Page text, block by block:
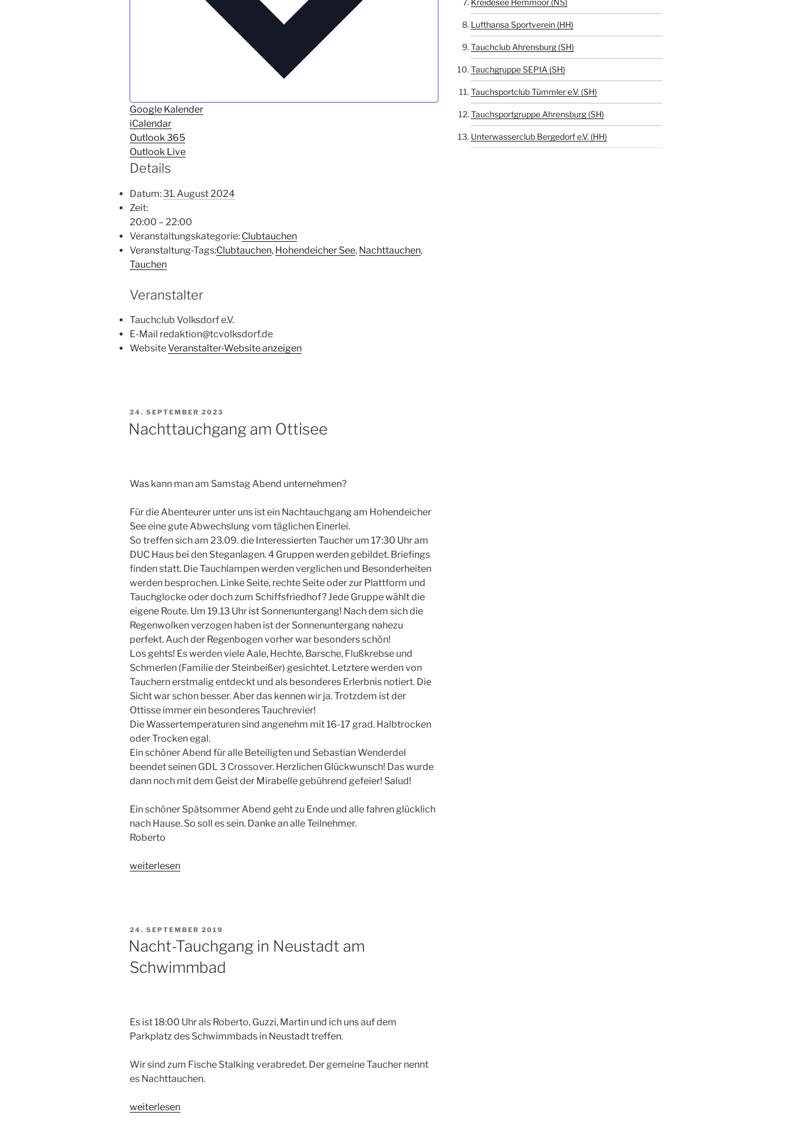
Google Kalender
iCalendar
Outlook 365
Outlook Live
Details
Datum:31. August 2024
Zeit:
20:00 – 22:00
Veranstaltungskategorie: Clubtauchen
Veranstaltung-Tags:Clubtauchen, Hohendeicher See, Nachttauchen,
Tauchen
Veranstalter
Tauchclub Volksdorf e.V.
E-Mail redaktion@tcvolksdorf.de
WebsiteVeranstalter-Website anzeigen
VERÖFFENTLICHT
AM
24. SEPTEMBER 2023
Nachttauchgang am Ottisee
Was kann man am Samstag Abend unternehmen?
Für die Abenteurer unter uns ist ein Nachtauchgang am Hohendeicher
See eine gute Abwechslung vom täglichen Einerlei.
So treffen sich am 23.09. die Interessierten Taucher um 17:30 Uhr am
DUC Haus bei den Steganlagen. 4 Gruppen werden gebildet. Briefings
finden statt. Die Tauchlampen werden verglichen und Besonderheiten
werden besprochen. Linke Seite, rechte Seite oder zur Plattform und
Tauchglocke oder doch zum Schiffsfriedhof? Jede Gruppe wählt die
eigene Route. Um 19.13 Uhr ist Sonnenuntergang! Nach dem sich die
Regenwolken verzogen haben ist der Sonnenuntergang nahezu
perfekt. Auch der Regenbogen vorher war besonders schön!
Los gehts! Es werden viele Aale, Hechte, Barsche, Flußkrebse und
Schmerlen (Familie der Steinbeißer) gesichtet. Letztere werden von
Tauchern erstmalig entdeckt und als besonderes Erlerbnis notiert. Die
Sicht war schon besser. Aber das kennen wir ja. Trotzdem ist der
Ottisse immer ein besonderes Tauchrevier!
Die Wassertemperaturen sind angenehm mit 16-17 grad. Halbtrocken
oder Trocken egal.
Ein schöner Abend für alle Beteiligten und Sebastian Wenderdel
beendet seinen GDL 3 Crossover. Herzlichen Glückwunsch! Das wurde
dann noch mit dem Geist der Mirabelle gebührend gefeier! Salud!
Ein schöner Spätsommer Abend geht zu Ende und alle fahren glücklich
nach Hause. So soll es sein. Danke an alle Teilnehmer.
Roberto
„Nachttauchgang
weiterlesen
VERÖFFENTLICHT
AM
24. SEPTEMBER 2019
Nacht-Tauchgang in Neustadt am
Schwimmbad
Es ist 18:00 Uhr als Roberto, Guzzi, Martin und ich uns auf dem
Parkplatz des Schwimmbads in Neustadt treffen.
Wir sind zum Fische Stalking verabredet. Der gemeine Taucher nennt
es Nachttauchen.
„Nacht-
weiterlesen
Lufthansa Sportverein (HH)
Tauchclub Ahrensburg (SH)
Tauchgruppe SEPIA (SH)
Tauchsportclub Tümmler e.V. (SH)
Tauchsportgruppe Ahrensburg (SH)
Unterwasserclub Bergedorf e.V. (HH)